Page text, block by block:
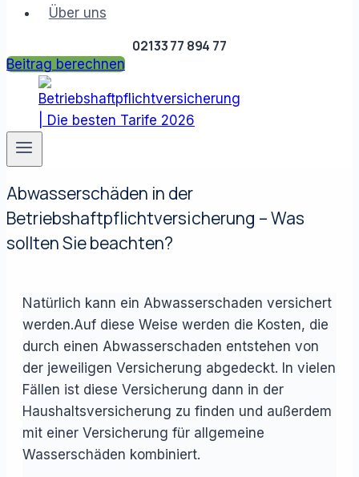
Über uns
02133 77 894 77
Beitrag berechnen
Abwasserschäden in der
Betriebshaftpflichtversicherung – Was
sollten Sie beachten?
Natürlich kann ein Abwasserschaden versichert
werden.Auf diese Weise werden die Kosten, die
durch einen Abwasserschaden entstehen von
der jeweiligen Versicherung abgedeckt. In vielen
Fällen ist diese Versicherung dann in der
Haushaltsversicherung zu finden und außerdem
mit einer Versicherung für allgemeine
Wasserschäden kombiniert.